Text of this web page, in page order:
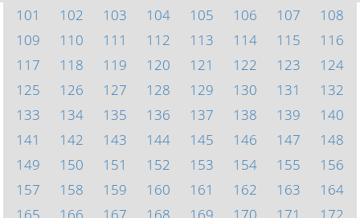
101
102 103 104 105 106 107
108
109
110 111 112 113 114 115
116
117
118 119 120 121 122 123
124
125
126 127 128 129 130 131
132
133
134 135 136 137 138 139
140
141
142 143 144 145 146 147
148
149
150 151 152 153 154 155
156
157
158 159 160 161 162 163
164